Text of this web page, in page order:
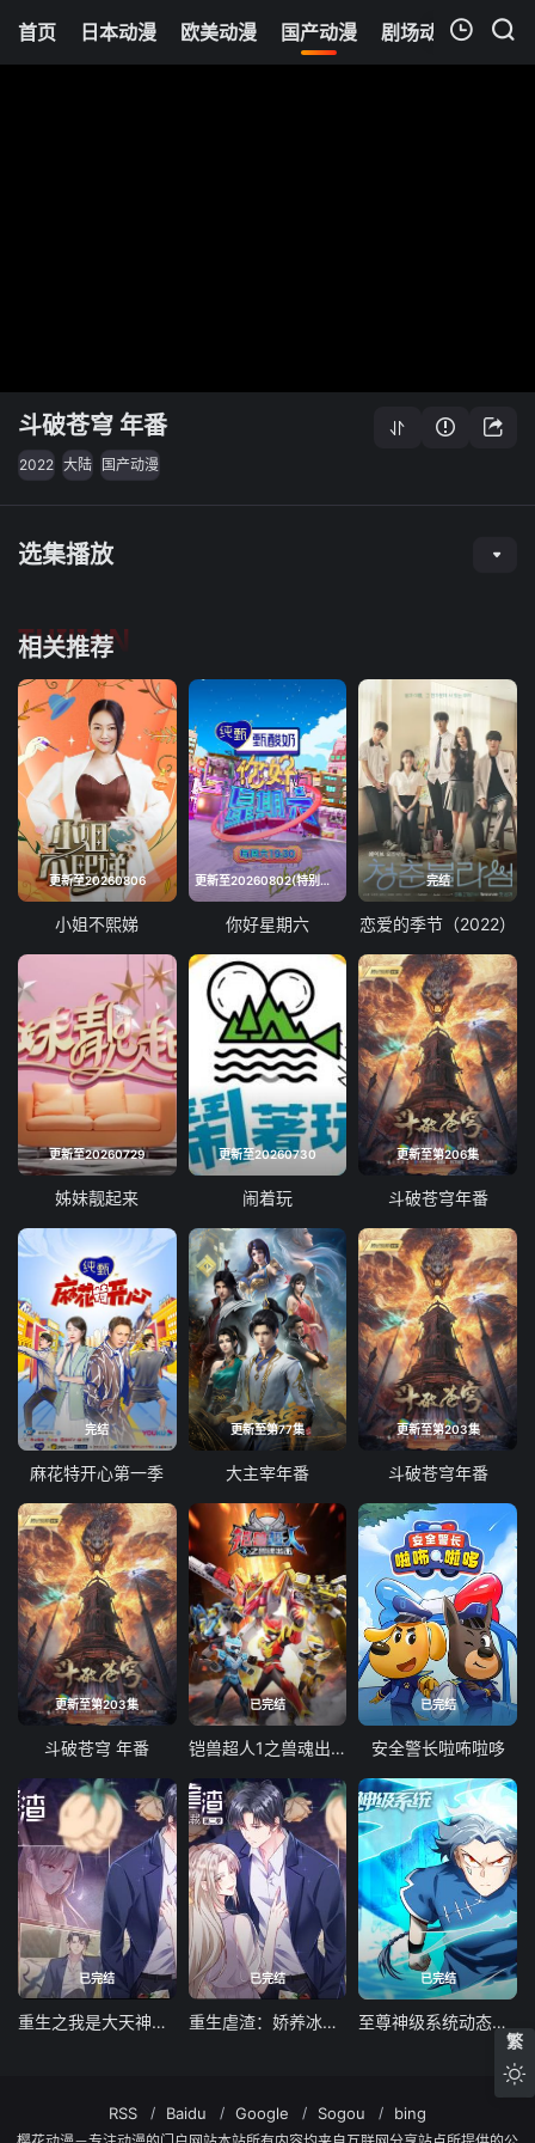
首页 日本动漫 欧美动漫 国产动漫 剧场动漫 追剧
斗破苍穹 年番
2022 大陆 国产动漫
选集播放
相关推荐
TUIJIAN
更新至20260806
小姐不熙娣
更新至20260802(特别企划)
你好星期六
完结
恋爱的季节（2022）
更新至20260729
姊妹靓起来
更新至20260730
闹着玩
更新至第206集
斗破苍穹年番
完结
麻花特开心第一季
更新至第77集
大主宰年番
更新至第203集
斗破苍穹年番
更新至第203集
斗破苍穹 年番
已完结
铠兽超人1之兽魂出击
已完结
安全警长啦咘啦哆
已完结
重生之我是大天神动态漫画第一季
已完结
重生虐渣：娇养冰山总裁动态漫画
已完结
至尊神级系统动态漫画第一季
繁
RSS Baidu Google Sogou bing